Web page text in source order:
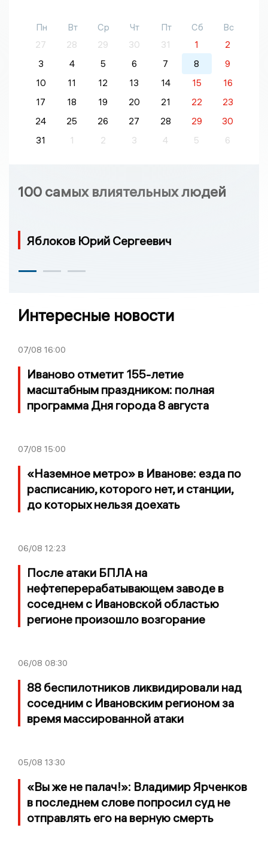
Пн Вт Ср Чт Пт Сб
Вс
27
28 29 30 31 1
2
3
4 5 6 7 8
9
10
11 12 13 14 15
16
17
18 19 20 21 22
23
24
25 26 27 28 29
30
31
1 2 3 4 5 6
100 самых влиятельных людей
Яблоков Юрий Сергеевич
Интересные новости
07/08 16:00
Иваново отметит 155-летие
масштабным праздником: полная
программа Дня города 8 августа
07/08 15:00
«Наземное метро» в Иванове: езда по
расписанию, которого нет, и станции,
до которых нельзя доехать
06/08 12:23
После атаки БПЛА на
нефтеперерабатывающем заводе в
соседнем с Ивановской областью
регионе произошло возгорание
06/08 08:30
88 беспилотников ликвидировали над
соседним с Ивановским регионом за
время массированной атаки
05/08 13:30
«Вы же не палач!»: Владимир Ярченков
в последнем слове попросил суд не
отправлять его на верную смерть